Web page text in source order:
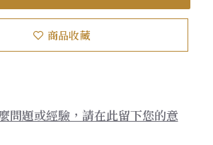
問題或經驗，請在此留下您的意
商品收藏